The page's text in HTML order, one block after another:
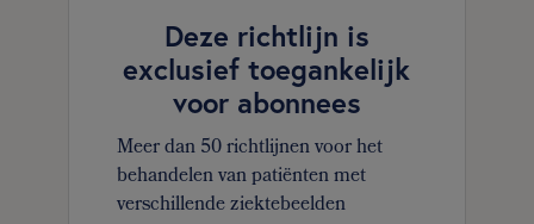
Deze richtlijn is
exclusief toegankelijk
voor abonnees
Meer dan 50 richtlijnen voor het
behandelen van patiënten met
verschillende ziektebeelden